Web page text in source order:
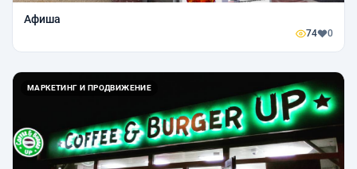
Афиша
74 0
МАРКЕТИНГ И ПРОДВИЖЕНИЕ